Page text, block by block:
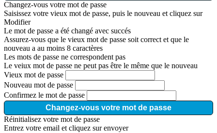
Changez-vous votre mot de passe
Saisissez votre vieux mot de passe, puis le nouveau et cliquez sur
Modifier
Le mot de passe a été changé avec succés
Assurez-vous que le vieux mot de passe soit correct et que le
nouveau a au moins 8 caractères
Les mots de passe ne correspondent pas
Le veiux mot de passe ne peut pas être le même que le nouveau
Vieux mot de passe
Nouveau mot de passe
Confirmez le mot de passe
Changez-vous votre mot de passe
Réinitialisez votre mot de passe
Entrez votre email et cliquez sur envoyer